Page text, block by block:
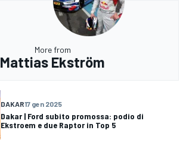
More from
Mattias Ekström
DAKAR17 gen 2025
Dakar | Ford subito promossa: podio di
Ekstroem e due Raptor in Top 5